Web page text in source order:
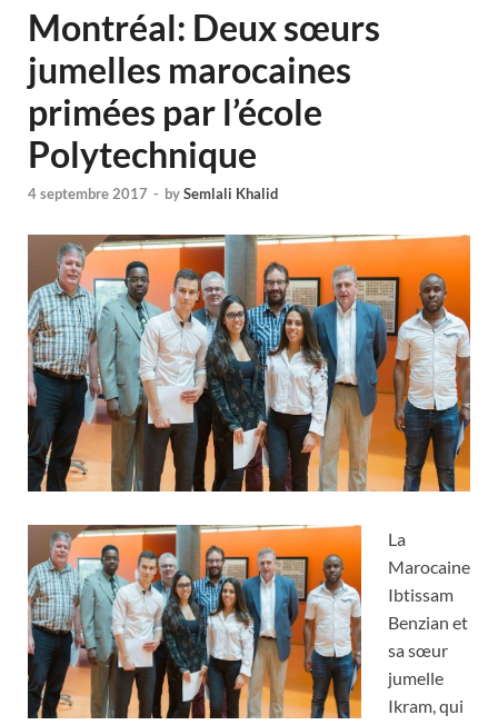
Montréal: Deux sœurs
jumelles marocaines
primées par l’école
Polytechnique
4 septembre 2017 - bySemlali Khalid
La
Marocaine
Ibtissam
Benzian et
sa sœur
jumelle
Ikram, qui